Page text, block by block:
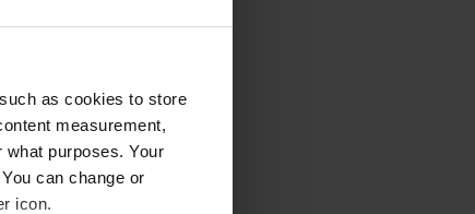
as cookies to store
measurement,
purposes. Your
can change or
icon.
pendant
les vasières et
existe aussi